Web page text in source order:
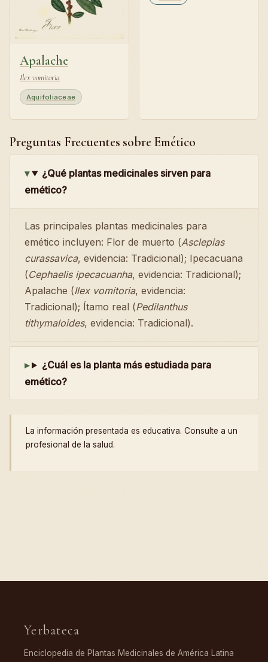
Apalache
Ilex vomitoria
Aquifoliaceae
Preguntas Frecuentes sobre Emético
¿Qué plantas medicinales sirven para
emético?
Las principales plantas medicinales para
emético incluyen: Flor de muerto (Asclepias
curassavica, evidencia: Tradicional); Ipecacuana
(Cephaelis ipecacuanha, evidencia: Tradicional);
Apalache (Ilex vomitoria, evidencia:
Tradicional); Ítamo real (Pedilanthus
tithymaloides, evidencia: Tradicional).
¿Cuál es la planta más estudiada para
emético?
La información presentada es educativa. Consulte a un
profesional de la salud.
Yerbateca
Enciclopedia de Plantas Medicinales de América Latina